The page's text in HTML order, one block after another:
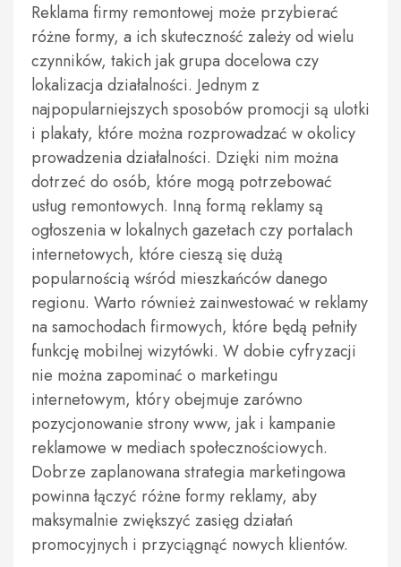
Reklama firmy remontowej może przybierać
różne formy, a ich skuteczność zależy od wielu
czynników, takich jak grupa docelowa czy
lokalizacja działalności. Jednym z
najpopularniejszych sposobów promocji są ulotki
i plakaty, które można rozprowadzać w okolicy
prowadzenia działalności. Dzięki nim można
dotrzeć do osób, które mogą potrzebować
usług remontowych. Inną formą reklamy są
ogłoszenia w lokalnych gazetach czy portalach
internetowych, które cieszą się dużą
popularnością wśród mieszkańców danego
regionu. Warto również zainwestować w reklamy
na samochodach firmowych, które będą pełniły
funkcję mobilnej wizytówki. W dobie cyfryzacji
nie można zapominać o marketingu
internetowym, który obejmuje zarówno
pozycjonowanie strony www, jak i kampanie
reklamowe w mediach społecznościowych.
Dobrze zaplanowana strategia marketingowa
powinna łączyć różne formy reklamy, aby
maksymalnie zwiększyć zasięg działań
promocyjnych i przyciągnąć nowych klientów.